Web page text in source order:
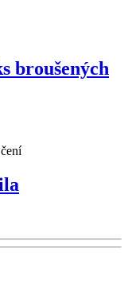
broušených